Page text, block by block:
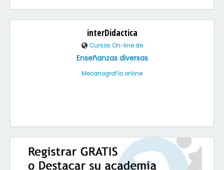
interDidactica
Cursos On-line de
Enseñanzas diversas
Mecanografía online